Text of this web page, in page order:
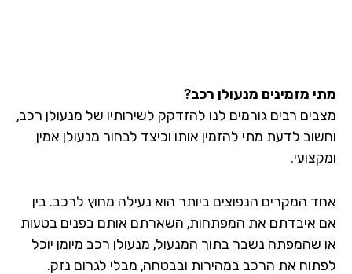
מתי מזמינים מנעולן רכב?
מצבים רבים גורמים לנו להזדקק לשירותיו של מנעולן רכב,
וחשוב לדעת מתי להזמין אותו וכיצד לבחור מנעולן אמין
ומקצועי.
אחד המקרים הנפוצים ביותר הוא נעילה מחוץ לרכב. בין
אם איבדתם את המפתחות, השארתם אותם בפנים בטעות
או שהמפתח נשבר בתוך המנעול, מנעולן רכב מיומן יוכל
לפתוח את הרכב במהירות ובבטחה, מבלי לגרום נזק.